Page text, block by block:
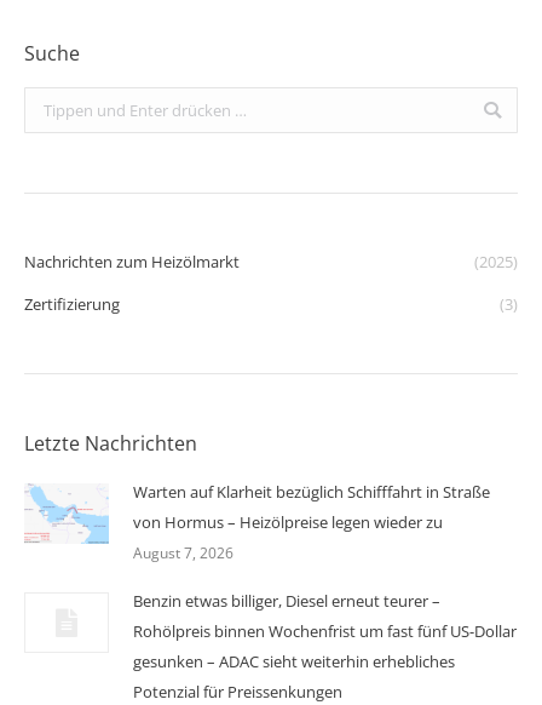
Suche
Search:
Nachrichten zum Heizölmarkt
(2025)
Zertifizierung
(3)
Letzte Nachrichten
Warten auf Klarheit bezüglich Schifffahrt in Straße
von Hormus – Heizölpreise legen wieder zu
August 7, 2026
Benzin etwas billiger, Diesel erneut teurer –
Rohölpreis binnen Wochenfrist um fast fünf US-Dollar
gesunken – ADAC sieht weiterhin erhebliches
Potenzial für Preissenkungen